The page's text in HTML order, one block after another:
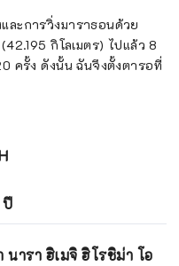
ละการวิ่งมาราธอนด้วย
กิโลเมตร) ไปแล้ว 8
ครั้ง ดังนั้น ฉันจึงตั้งตารอที่
ปี
นารา ฮิเมจิ ฮิโรชิม่า โอ